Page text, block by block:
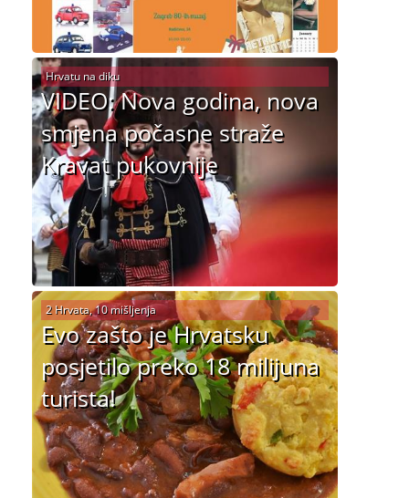
VIDEO: Nova godina, nova
smjena počasne straže
Kravat pukovnije
Hrvatu na diku
Evo zašto je Hrvatsku
posjetilo preko 18 milijuna
turista!
2 Hrvata, 10 mišljenja